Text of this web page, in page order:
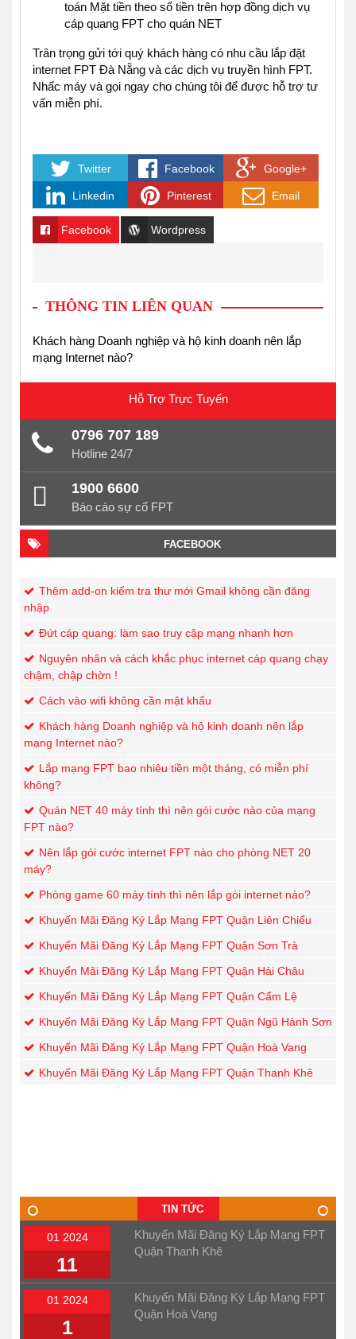
toán Mặt tiền theo số tiền trên hợp đồng dịch vụ
cáp quang FPT cho quán NET
Trân trọng gửi tới quý khách hàng có nhu cầu lắp đặt
internet FPT Đà Nẵng và các dịch vụ truyền hình FPT.
Nhấc máy và gọi ngay cho chúng tôi để được hỗ trợ tư
vấn miễn phí.
Twitter Facebook Google+
Linkedin Pinterest Email
Facebook Wordpress
THÔNG TIN LIÊN QUAN
Khách hàng Doanh nghiệp và hộ kinh doanh nên lắp
mạng Internet nào?
Hỗ Trợ Trực Tuyến
0796 707 189
Hotline 24/7
1900 6600
Báo cáo sự cố FPT
FACEBOOK
Thêm add-on kiểm tra thư mới Gmail không cần đăng
nhập
Đứt cáp quang: làm sao truy cập mạng nhanh hơn
Nguyên nhân và cách khắc phục internet cáp quang chạy
chậm, chập chờn !
Cách vào wifi không cần mật khẩu
Khách hàng Doanh nghiệp và hộ kinh doanh nên lắp
mạng Internet nào?
Lắp mạng FPT bao nhiêu tiền một tháng, có miễn phí
không?
Quán NET 40 máy tính thì nên gói cước nào của mạng
FPT nào?
Nên lắp gói cước internet FPT nào cho phòng NET 20
máy?
Phòng game 60 máy tính thì nên lắp gói internet nào?
Khuyến Mãi Đăng Ký Lắp Mạng FPT Quận Liên Chiểu
Khuyến Mãi Đăng Ký Lắp Mạng FPT Quận Sơn Trà
Khuyến Mãi Đăng Ký Lắp Mạng FPT Quận Hải Châu
Khuyến Mãi Đăng Ký Lắp Mạng FPT Quận Cẩm Lệ
Khuyến Mãi Đăng Ký Lắp Mạng FPT Quận Ngũ Hành Sơn
Khuyến Mãi Đăng Ký Lắp Mạng FPT Quận Hoà Vang
Khuyến Mãi Đăng Ký Lắp Mạng FPT Quận Thanh Khê
TIN TỨC
01 2024
11
Khuyến Mãi Đăng Ký Lắp Mạng FPT
Quận Thanh Khê
01 2024
1
Khuyến Mãi Đăng Ký Lắp Mạng FPT
Quận Hoà Vang